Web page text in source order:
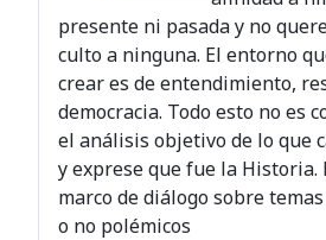
presente ni pasada y no
culto a ninguna. El entorno
crear es de entendimiento,
democracia. Todo esto no es
el análisis objetivo de lo que
y exprese que fue la Historia.
marco de diálogo sobre
o no polémicos